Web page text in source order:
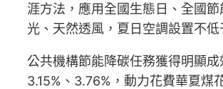
涯方法，應用全國生態日、全國
光、天然透風，夏日空調設置不
公共機構節能降碳任務獲得明顯
3.15%、3.76%，動力花費華夏煤